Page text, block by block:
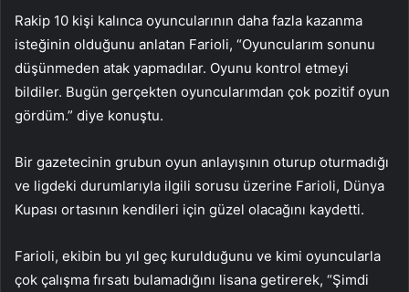
Rakip 10 kişi kalınca oyuncularının daha fazla kazanma
isteğinin olduğunu anlatan Farioli, “Oyuncularım sonunu
düşünmeden atak yapmadılar. Oyunu kontrol etmeyi
bildiler. Bugün gerçekten oyuncularımdan çok pozitif oyun
gördüm.” diye konuştu.
Bir gazetecinin grubun oyun anlayışının oturup oturmadığı
ve ligdeki durumlarıyla ilgili sorusu üzerine Farioli, Dünya
Kupası ortasının kendileri için güzel olacağını kaydetti.
Farioli, ekibin bu yıl geç kurulduğunu ve kimi oyuncularla
çok çalışma fırsatı bulamadığını lisana getirerek, “Şimdi